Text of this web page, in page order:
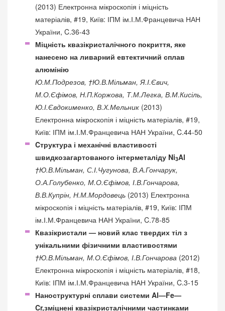
(2013) Електронна мікроскопія і міцність
матеріалів, #19, Київ: ІПМ ім.І.М.Францевича НАН
України, C.36-43
Міцність квазікристалічного покриття, яке
нанесено на ливарний евтектичний сплав
алюмінію
Ю.М.Подрезов, †Ю.В.Мільман, Я.І.Євич,
М.О.Єфімов, Н.П.Коржова, Т.М.Легка, В.М.Кисіль,
Ю.І.Євдокименко, В.Х.Мельник (2013)
Електронна мікроскопія і міцність матеріалів, #19,
Київ: ІПМ ім.І.М.Францевича НАН України, C.44-50
Cтруктура і механічні властивості
швидкозагартованого інтерметаліду Ni3Al
†Ю.В.Мільман, С.І.Чугунова, В.А.Гончарук,
О.А.Голубенко, М.О.Єфімов, І.В.Гончарова,
В.В.Купрін, Н.М.Мордовець (2013) Електронна
мікроскопія і міцність матеріалів, #19, Київ: ІПМ
ім.І.М.Францевича НАН України, C.78-85
Квазікристали — новий клас твердих тіл з
унікальними фізичними властивостями
†Ю.В.Мільман, М.О.Єфімов, І.В.Гончарова (2012)
Електронна мікроскопія і міцність матеріалів, #18,
Київ: ІПМ ім.І.М.Францевича НАН України, C.3-15
Наноструктурні сплави системи Al—Fe—
Cr,зміцнені квазікристалічними частинками